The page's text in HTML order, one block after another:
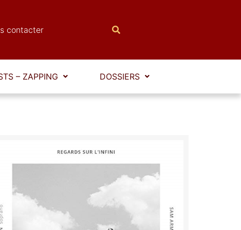
contacter
– ZAPPING DOSSIERS